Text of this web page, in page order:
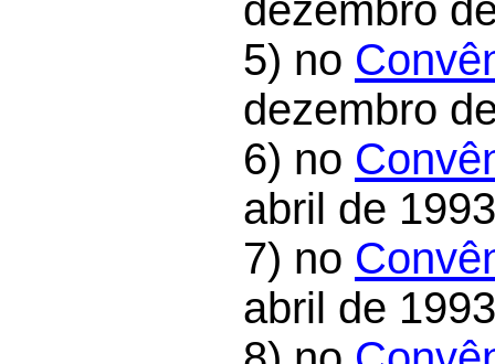
dezembro
5) no
dezembro
6) no
abril de
7) no
abril de